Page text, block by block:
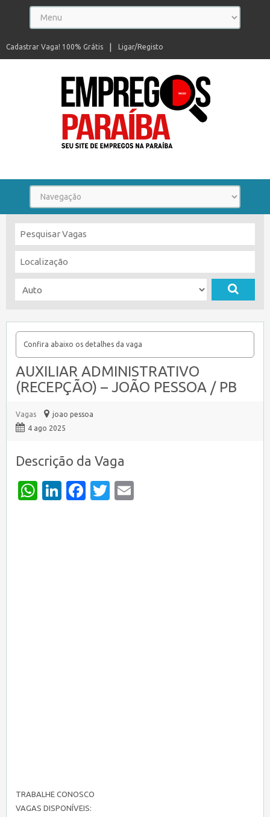
Ligar/Registo
Cadastrar Vaga! 100% Grátis
Confira abaixo os detalhes da vaga
AUXILIAR ADMINISTRATIVO
(RECEPÇÃO) – JOÃO PESSOA / PB
Vagas
joao pessoa
4 ago 2025
Descrição da Vaga
WhatsApp
LinkedIn
Facebook
Twitter
TRABALHE CONOSCO
VAGAS DISPONÍVEIS: